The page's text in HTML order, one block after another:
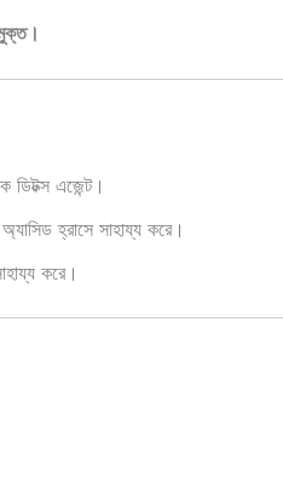
ডিটক্স এজেন্ট।
হ্রাসে সাহায্য করে।
করে।